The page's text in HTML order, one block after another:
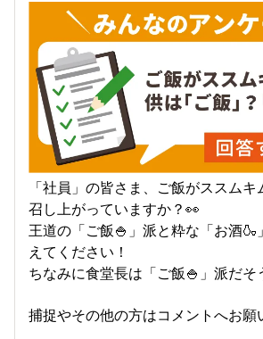
「社員」の皆さま、ご飯がススム
召し上がっていますか？👀
王道の「ご飯🍚」派と粋な「お酒🍶
えてください！
ちなみに食堂長は「ご飯🍚」派だそ
捕捉やその他の方はコメントへお願